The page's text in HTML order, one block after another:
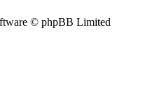
© phpBB Limited